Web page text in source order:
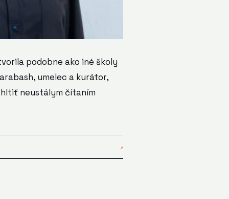
podobne ako iné školy
umelec a kurátor,
neustálym čítaním
↗